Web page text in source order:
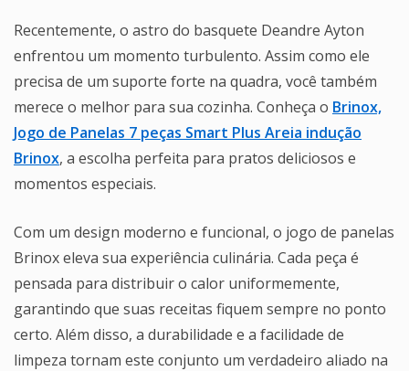
Recentemente, o astro do basquete Deandre Ayton
enfrentou um momento turbulento. Assim como ele
precisa de um suporte forte na quadra, você também
merece o melhor para sua cozinha. Conheça o Brinox,
Jogo de Panelas 7 peças Smart Plus Areia indução
Brinox, a escolha perfeita para pratos deliciosos e
momentos especiais.
Com um design moderno e funcional, o jogo de panelas
Brinox eleva sua experiência culinária. Cada peça é
pensada para distribuir o calor uniformemente,
garantindo que suas receitas fiquem sempre no ponto
certo. Além disso, a durabilidade e a facilidade de
limpeza tornam este conjunto um verdadeiro aliado na